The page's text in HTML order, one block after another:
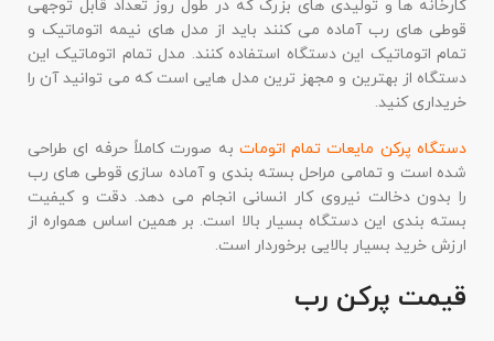
کارخانه ها و تولیدی های بزرگ که در طول روز تعداد قابل توجهی
قوطی های رب آماده می کنند باید از مدل های نیمه اتوماتیک و
تمام اتوماتیک این دستگاه استفاده کنند. مدل تمام اتوماتیک این
دستگاه از بهترین و مجهز ترین مدل هایی است که می توانید آن را
خریداری کنید.
دستگاه پرکن مایعات تمام اتومات به صورت کاملاً حرفه ای طراحی
شده است و تمامی مراحل بسته بندی و آماده سازی قوطی های رب
را بدون دخالت نیروی کار انسانی انجام می دهد. دقت و کیفیت
بسته بندی این دستگاه بسیار بالا است. بر همین اساس همواره از
ارزش خرید بسیار بالایی برخوردار است.
قیمت پرکن رب